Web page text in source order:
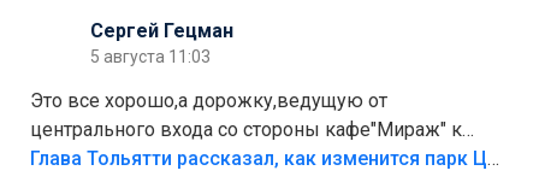
Сергей Гецман
5 августа 11:03
Это все хорошо,а дорожку,ведущую от
центрального входа со стороны кафе"Мираж" к
аттракционам слабо доделать?А то бордюры
Глава Тольятти рассказал, как изменится парк Центрального района